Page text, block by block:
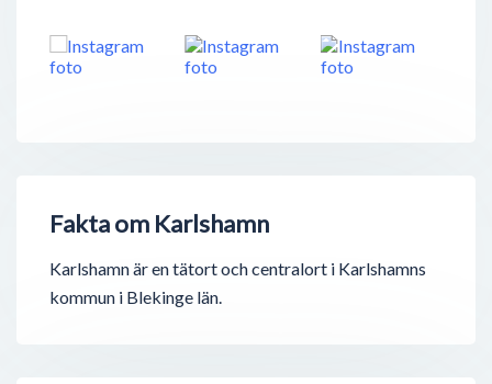
Fakta om Karlshamn
Karlshamn är en tätort och centralort i Karlshamns
kommun i Blekinge län.